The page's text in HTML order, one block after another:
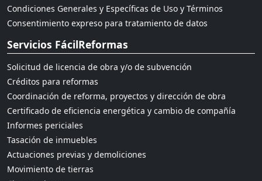
Condiciones Generales y Específicas de Uso y Términos
Consentimiento expreso para tratamiento de datos
Servicios FácilReformas
Solicitud de licencia de obra y/o de subvención
Créditos para reformas
Coordinación de reforma, proyectos y dirección de obra
Certificado de eficiencia energética y cambio de compañía
Informes periciales
Tasación de inmuebles
Actuaciones previas y demoliciones
Movimiento de tierras